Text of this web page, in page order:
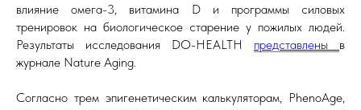
влияние омега-3, витамина D и программы силовых
тренировок на биологическое старение у пожилых людей.
Результаты исследования DO-HEALTH представлены в
журнале Nature Aging.
Согласно трем эпигенетическим калькуляторам, PhenoAge,